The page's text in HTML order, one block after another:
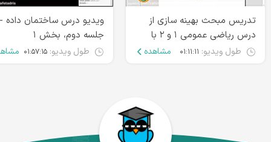
تدریس مبحث بهینه سازی از
درس ریاضی عمومی ۱ و ۲ با
استاد شکرزاد
طول ویدیو: ۰۱:۱۱:۱۱ مشاهده
ویدیو درس ساختمان داده -
جلسه دوم، بخش ۱
طول ویدیو: ۰۱:۵۷:۱۵